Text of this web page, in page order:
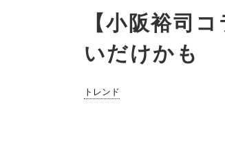
【小阪裕司
いだけかも
トレンド